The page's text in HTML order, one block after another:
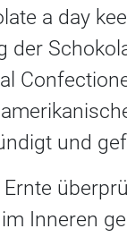
a day
der
und
Ernte
Inneren